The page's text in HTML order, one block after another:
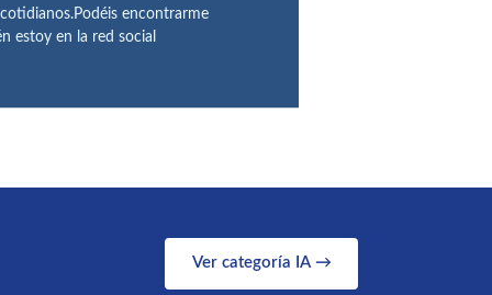
encontrarme
estoy en la red social
Ver categoría IA →